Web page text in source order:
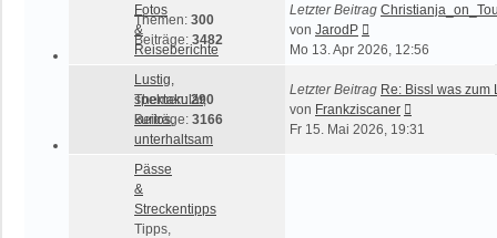
Fotos
&
Reiseberichte
Themen: 300
Beiträge: 3482
Letzter Beitrag
von JarodP
Beitrag
Mo 13. Apr 2026, 12:56
Lustig,
spektakulär,
kurios,
unterhaltsam
Themen:290
Beiträge: 3166
Letzter Beitrag Re: Bissl was zum
von Frankziscaner
Beitrag
Fr 15. Mai 2026, 19:31
Pässe
&
Streckentipps
Tipps,